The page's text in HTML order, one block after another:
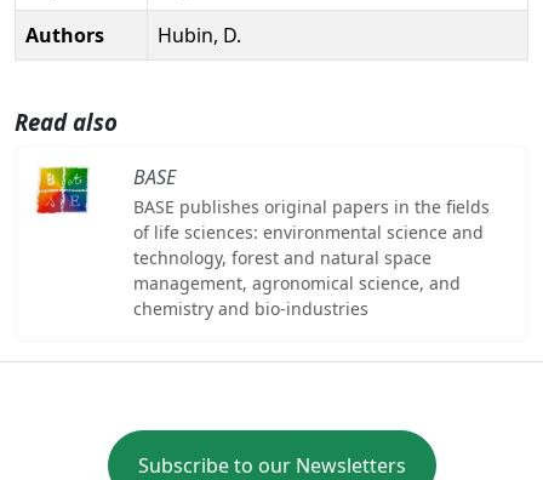
Authors
Hubin, D.
Read also
BASE
BASE publishes original papers in the fields
of life sciences: environmental science and
technology, forest and natural space
management, agronomical science, and
chemistry and bio-industries
Subscribe to our Newsletters